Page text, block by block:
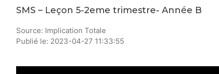
SMS – Leçon 5-2eme trimestre- Année B
Source: Implication Totale
Publié le: 2023-04-27 11:33:55